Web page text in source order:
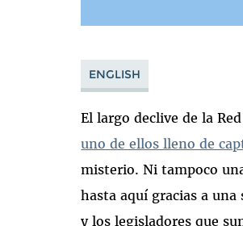
ENGLISH
El largo declive de la
uno de ellos lleno de
misterio. Ni tampoco
hasta aquí gracias a una
y los legisladores que